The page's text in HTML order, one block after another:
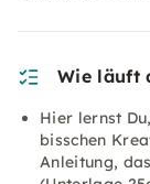
Wie läuft
Hier lernst
bisschen
Anleitung,